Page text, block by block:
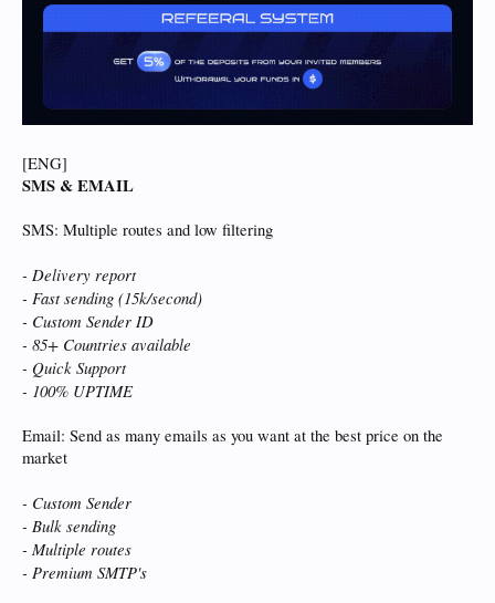
[ENG]
SMS & EMAIL
SMS: Multiple routes and low filtering
- Delivery report
- Fast sending (15k/second)
- Custom Sender ID
- 85+ Countries available
- Quick Support
- 100% UPTIME
Email: Send as many emails as you want at the best price on the
market
- Custom Sender
- Bulk sending
- Multiple routes
- Premium SMTP's